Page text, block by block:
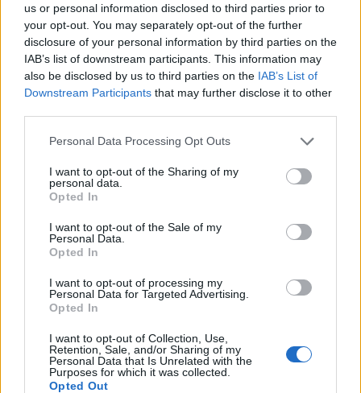
us or personal information disclosed to third parties prior to
your opt-out. You may separately opt-out of the further
disclosure of your personal information by third parties on the
IAB’s list of downstream participants. This information may
also be disclosed by us to third parties on the IAB’s List of
Downstream Participants that may further disclose it to other
Personal Data Processing Opt Outs
I want to opt-out of the Sharing of my
personal data.
Opted In
I want to opt-out of the Sale of my
Personal Data.
Opted In
I want to opt-out of processing my
Personal Data for Targeted Advertising.
Opted In
I want to opt-out of Collection, Use,
Retention, Sale, and/or Sharing of my
Personal Data that Is Unrelated with the
Purposes for which it was collected.
Opted Out
Hitelezés 2022Hasonló témákról is szó lesz Hitelezés 2022
konferenciánkon, még nem késő regisztrálni!Információ és
jelentkezés Sok pénzt kellett előteremteni Márciusban az
Országos Betétbiztosítási Alap (OBA) mintegy 147 milliárd
forintból kártalanította a 100 ezer euró alatti összegnek
megfelelő betéttel, illetve betéti résszel rendelkező
betéteseket. A múlt héten...
KEDVES OLVASÓNK!
tartozik, melynek olvasása előfizetéses
regisztrációhoz kötött.
Az előfizetés a következőket tartalmazza:
Portfolio.hu teljes cikkarchívum
kötéslistái